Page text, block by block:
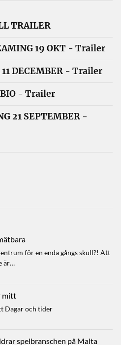
TRAILER
19 OKT - Trailer
DECEMBER - Trailer
- Trailer
21 SEPTEMBER -
för en enda gångs skull?! Att
är…
mitt
Dagar och tider
spelbranschen på Malta